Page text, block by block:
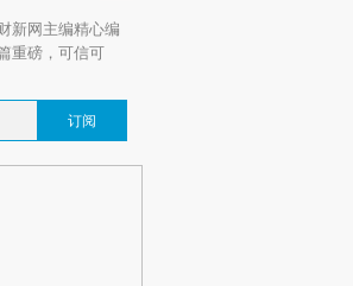
新网主编精心编
重磅，可信可
订阅